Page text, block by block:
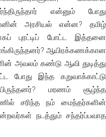
என்னும் போது
அரசியல் என்ன? தமிழ்
புரட்டிப் போட்ட இத்தனை
ஆயிரக்கணக்கான
அவலம் கண்டு ஆவி துடித்து
போது இந்த கறுவாக்காட்டு
மரணம் சூழ்ந்த
சரிந்த நம் மைந்தர்களின்
நடத்தும் சந்தர்ப்பவாத